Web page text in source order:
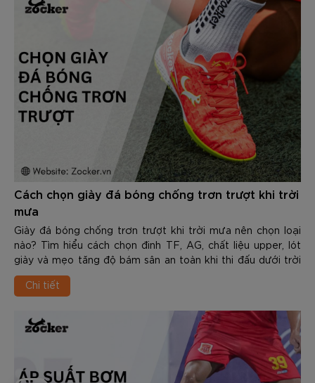
Cách chọn giày đá bóng chống trơn trượt khi trời
mưa
Giày đá bóng chống trơn trượt khi trời mưa nên chọn loại
nào? Tìm hiểu cách chọn đinh TF, AG, chất liệu upper, lót
giày và mẹo tăng độ bám sân an toàn khi thi đấu dưới trời
mưa.
Chi tiết